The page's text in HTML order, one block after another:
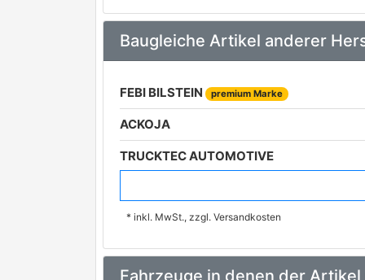
Baugleiche Artikel anderer
FEBI BILSTEIN premium Marke
ACKOJA
TRUCKTEC AUTOMOTIVE
VAICO premium Marke
FENOX
* inkl. MwSt., zzgl. Versandkosten
Fahrzeuge in denen der